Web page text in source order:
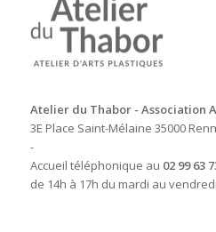
Atelier du Thabor - Association
3E Place Saint-Mélaine 35000
-
Accueil téléphonique au 02 99 63
de 14h à 17h du mardi au vendredi